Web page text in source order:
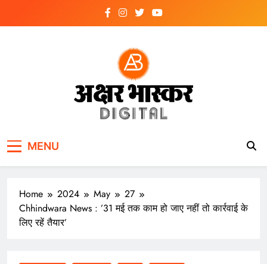
MENU
Home 2024 May
27
Chhindwara News : ’31 मई तक काम हो जाए नहीं तो कार्रवाई के
लिए रहें तैयार’